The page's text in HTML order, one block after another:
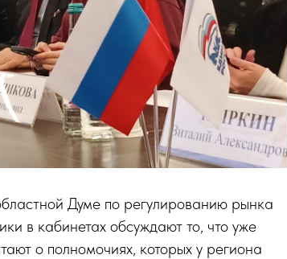
Думе по регулированию рынка
в кабинетах обсуждают то, что уже
о полномочиях, которых у региона